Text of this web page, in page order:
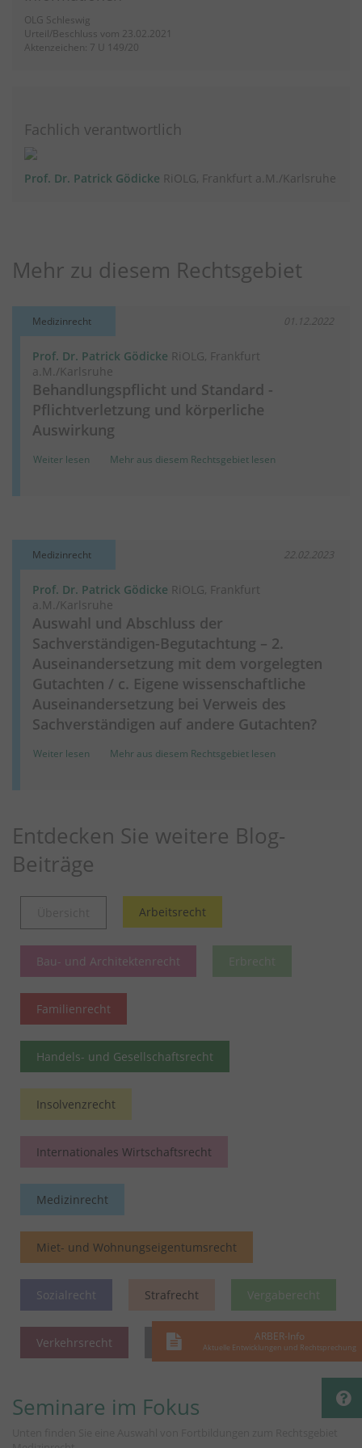
OLG Schleswig
Urteil/Beschluss vom 23.02.2021
Aktenzeichen: 7 U 149/20
Fachlich verantwortlich
Prof. Dr. Patrick Gödicke RiOLG, Frankfurt a.M./Karlsruhe
Mehr zu diesem Rechtsgebiet
Medizinrecht 01.12.2022
Prof. Dr. Patrick Gödicke RiOLG, Frankfurt
a.M./Karlsruhe
Behandlungspflicht und Standard -
Pflichtverletzung und körperliche
Auswirkung
Weiter lesen Mehr aus diesem Rechtsgebiet lesen
Medizinrecht 22.02.2023
Prof. Dr. Patrick Gödicke RiOLG, Frankfurt
a.M./Karlsruhe
Auswahl und Abschluss der
Sachverständigen-Begutachtung – 2.
Auseinandersetzung mit dem vorgelegten
Gutachten / c. Eigene wissenschaftliche
Auseinandersetzung bei Verweis des
Sachverständigen auf andere Gutachten?
Weiter lesen Mehr aus diesem Rechtsgebiet lesen
Entdecken Sie weitere Blog-
Beiträge
Arbeitsrecht
Bau- und Architektenrecht
Familienrecht
Handels- und Gesellschaftsrecht
Insolvenzrecht
Internationales Wirtschaftsrecht
Medizinrecht
Miet- und Wohnungseigentumsrecht
Sozialrecht Strafrecht Vergaberecht
Verkehrsrecht Verwaltungsrecht
Seminare im Fokus
ARBER-Info
Aktuelle Entwicklungen und Rechtsprechung